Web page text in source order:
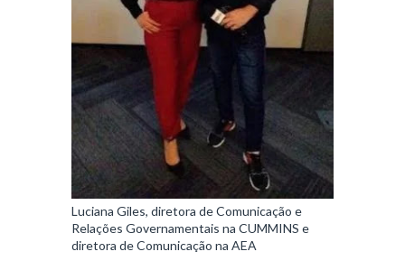
Luciana Giles, diretora de Comunicação e
Relações Governamentais na CUMMINS e
diretora de Comunicação na AEA